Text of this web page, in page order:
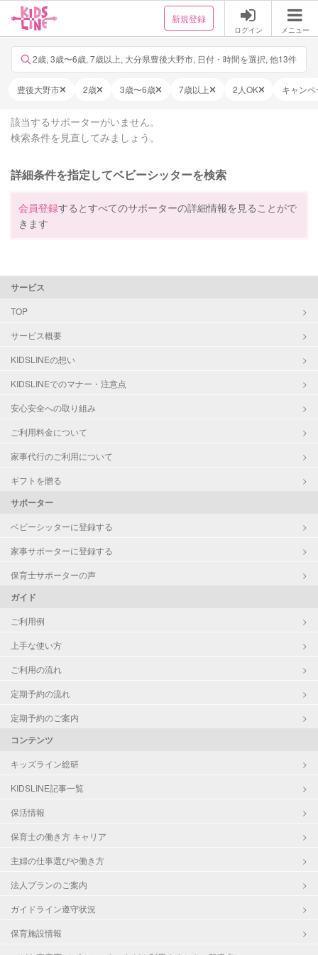
新規登録
ログイン メニュー
2歳, 3歳〜6歳, 7歳以上, 大分県豊後大野市, 日付・時間を選択, 他13件
豊後大野市 2歳 3歳〜6歳 7歳以上 2人OK キャン
該当するサポーターがいません。
検索条件を見直してみましょう。
詳細条件を指定してベビーシッターを検索
会員登録するとすべてのサポーターの詳細情報を見ることがで
きます
サービス
TOP
サービス概要
KIDSLINEの想い
KIDSLINEでのマナー・注意点
安心安全への取り組み
ご利用料金について
家事代行のご利用について
ギフトを贈る
サポーター
ベビーシッターに登録する
家事サポーターに登録する
保育士サポーターの声
ガイド
ご利用例
上手な使い方
ご利用の流れ
定期予約の流れ
定期予約のご案内
コンテンツ
キッズライン総研
KIDSLINE記事一覧
保活情報
保育士の働き方 キャリア
主婦の仕事選びや働き方
法人プランのご案内
ガイドライン遵守状況
保育施設情報